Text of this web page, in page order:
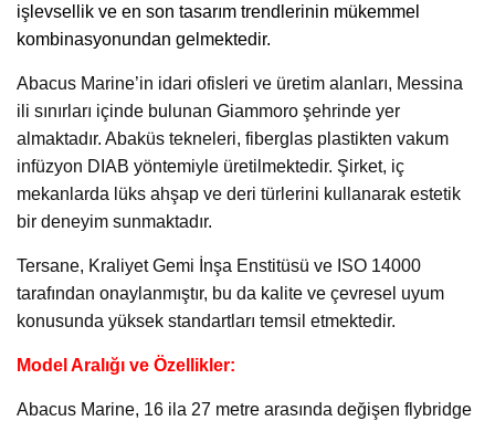
işlevsellik ve en son tasarım trendlerinin mükemmel
kombinasyonundan gelmektedir.
Abacus Marine’in idari ofisleri ve üretim alanları, Messina
ili sınırları içinde bulunan Giammoro şehrinde yer
almaktadır. Abaküs tekneleri, fiberglas plastikten vakum
infüzyon DIAB yöntemiyle üretilmektedir. Şirket, iç
mekanlarda lüks ahşap ve deri türlerini kullanarak estetik
bir deneyim sunmaktadır.
Tersane, Kraliyet Gemi İnşa Enstitüsü ve ISO 14000
tarafından onaylanmıştır, bu da kalite ve çevresel uyum
konusunda yüksek standartları temsil etmektedir.
Model Aralığı ve Özellikler:
Abacus Marine, 16 ila 27 metre arasında değişen flybridge